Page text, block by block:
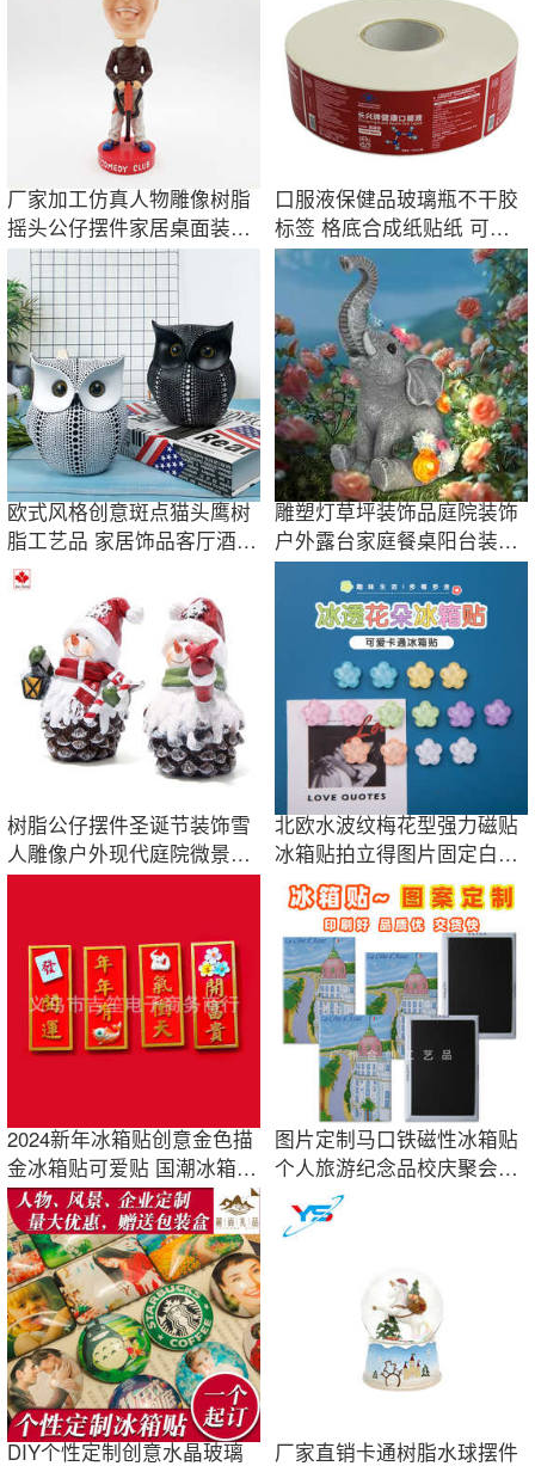
厂家加工仿真人物雕像树脂
摇头公仔摆件家居桌面装饰
品工艺礼品
口服液保健品玻璃瓶不干胶
标签 格底合成纸贴纸 可打
印日期
欧式风格创意斑点猫头鹰树
脂工艺品 家居饰品客厅酒柜
电视柜摆件
雕塑灯草坪装饰品庭院装饰
户外露台家庭餐桌阳台装饰
太阳能工艺品
树脂公仔摆件圣诞节装饰雪
人雕像户外现代庭院微景观
工艺品小摆件
北欧水波纹梅花型强力磁贴
冰箱贴拍立得图片固定白板
照片装饰贴
2024新年冰箱贴创意金色描
金冰箱贴可爱贴 国潮冰箱贴
磁吸贴
图片定制马口铁磁性冰箱贴
个人旅游纪念品校庆聚会婚
礼礼品宣传品
DIY个性定制创意水晶玻璃
厂家直销卡通树脂水球摆件